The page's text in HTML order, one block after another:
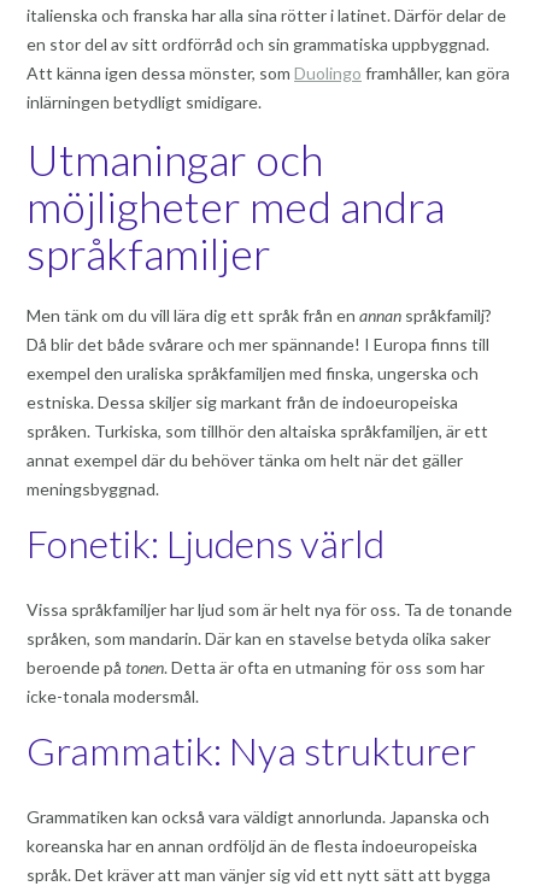
italienska och franska har alla sina rötter i latinet. Därför delar de
en stor del av sitt ordförråd och sin grammatiska uppbyggnad.
Att känna igen dessa mönster, som Duolingo framhåller, kan göra
inlärningen betydligt smidigare.
Utmaningar och
möjligheter med andra
språkfamiljer
Men tänk om du vill lära dig ett språk från en annan språkfamilj?
Då blir det både svårare och mer spännande! I Europa finns till
exempel den uraliska språkfamiljen med finska, ungerska och
estniska. Dessa skiljer sig markant från de indoeuropeiska
språken. Turkiska, som tillhör den altaiska språkfamiljen, är ett
annat exempel där du behöver tänka om helt när det gäller
meningsbyggnad.
Fonetik: Ljudens värld
Vissa språkfamiljer har ljud som är helt nya för oss. Ta de tonande
språken, som mandarin. Där kan en stavelse betyda olika saker
beroende på tonen. Detta är ofta en utmaning för oss som har
icke-tonala modersmål.
Grammatik: Nya strukturer
Grammatiken kan också vara väldigt annorlunda. Japanska och
koreanska har en annan ordföljd än de flesta indoeuropeiska
språk. Det kräver att man vänjer sig vid ett nytt sätt att bygga